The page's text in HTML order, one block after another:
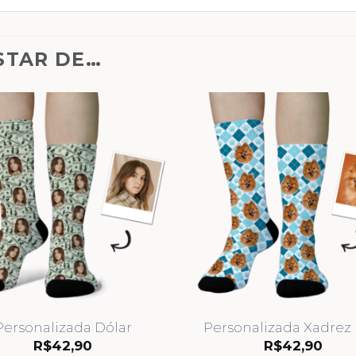
DE…
Dólar
R$42,90
Personalizada Xadrez
R$42,90